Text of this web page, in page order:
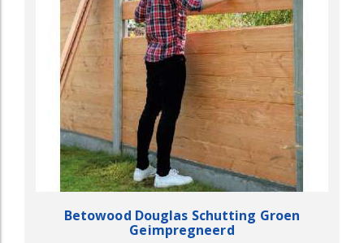
Betowood Douglas Schutting Groen
Geimpregneerd